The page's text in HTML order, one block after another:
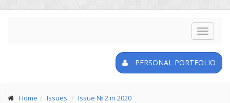
Toggle
PERSONAL PORTFOLIO
Home Issues Issue № 2 in 2020